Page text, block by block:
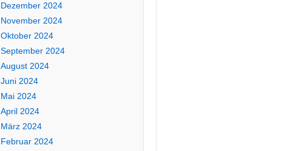
Dezember 2024
November 2024
Oktober 2024
September 2024
August 2024
Juni 2024
Mai 2024
April 2024
März 2024
Februar 2024